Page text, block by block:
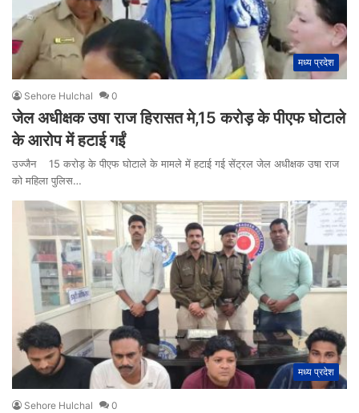
मध्य प्रदेश
Sehore Hulchal 0
जेल अधीक्षक उषा राज हिरासत मे,15 करोड़ के पीएफ घोटाले
के आरोप में हटाई गईं
उज्जैन 15 करोड़ के पीएफ घोटाले के मामले में हटाई गई सेंट्रल जेल अधीक्षक उषा राज
को महिला पुलिस…
मध्य प्रदेश
Sehore Hulchal 0